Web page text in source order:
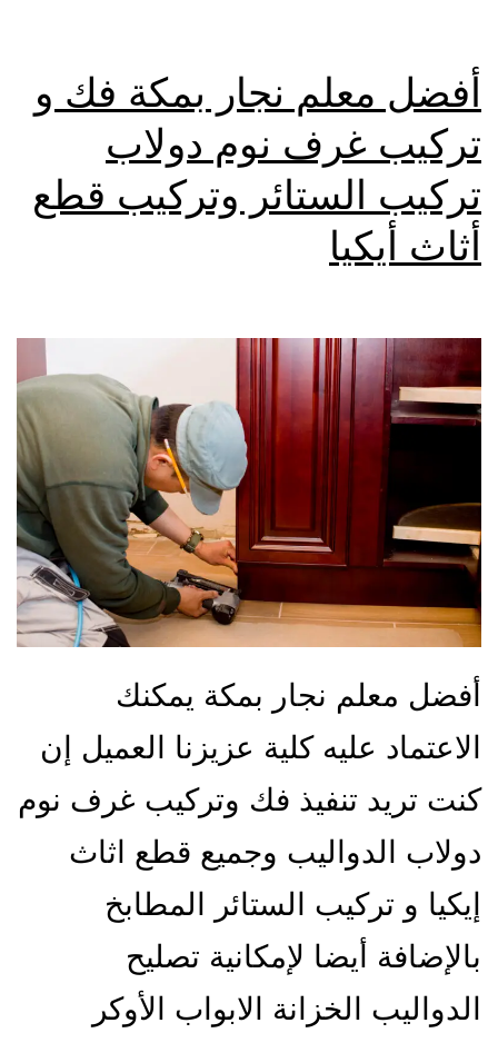
أفضل معلم نجار بمكة فك و
تركيب غرف نوم دولاب
تركيب الستائر وتركيب قطع
أثاث أيكيا
أفضل معلم نجار بمكة يمكنك
الاعتماد عليه كلية عزيزنا العميل إن
كنت تريد تنفيذ فك وتركيب غرف نوم
دولاب الدواليب وجميع قطع اثاث
إيكيا و تركيب الستائر المطابخ
بالإضافة أيضا لإمكانية تصليح
الدواليب الخزانة الابواب الأوكر